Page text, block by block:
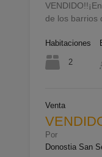
de los barrios
Habitaciones
2
Venta
Por
Donostia San